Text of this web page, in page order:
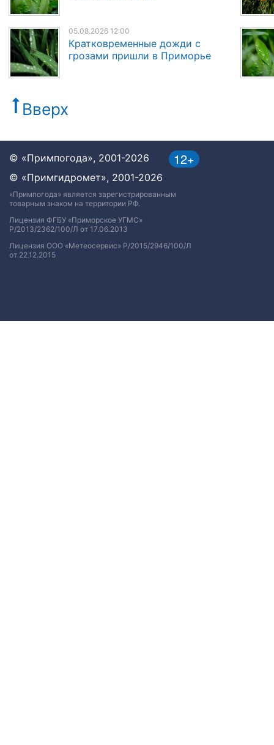
05.08.2026 12:00
Кратковременные дожди с
грозами пришли в Приморье
Вверх
12+
© «Примпогода», 2001-2026
© «Примгидромет», 2001-2026
«Примпогода» является зарегистрированным
товарным знаком на территории РФ.
Лицензия ФГБУ «Приморское УГМС»
Р/2013/2362/100/Л от 17.06.2013
Лицензия ООО «Метеосервис» Р/2015/2946/100/Л
от 22.12.2015